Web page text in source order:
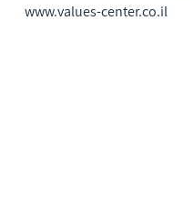
www.values-center.co.il